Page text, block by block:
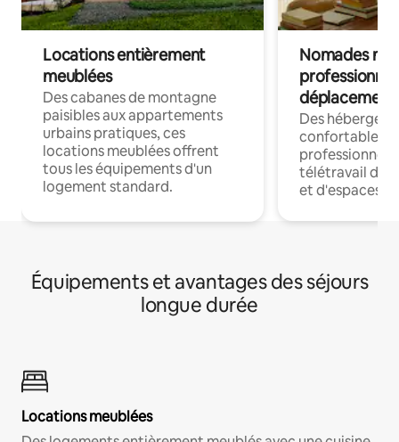
Locations entièrement
meublées
Des cabanes de montagne
paisibles aux appartements
urbains pratiques, ces
locations meublées offrent
tous les équipements d'un
logement standard.
Nomades
déplacement
Des
confortables
professionnels
télétravail
et d'espaces
Équipements et avantages des séjours
longue durée
Locations meublées